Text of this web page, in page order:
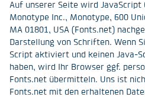
Auf unserer Seite wird JavaScript
Monotype Inc., Monotype, 600
MA 01801, USA (Fonts.net)
Darstellung von Schriften. Wenn
Script aktiviert und keinen Java-
haben, wird Ihr Browser ggf.
Fonts.net übermitteln. Uns ist
Fonts.net mit den erhaltenen